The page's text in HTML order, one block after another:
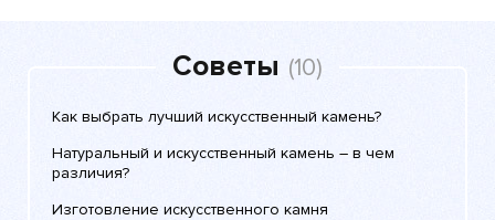
Советы (10)
Как выбрать лучший искусственный камень?
Натуральный и искусственный камень – в чем
различия?
Изготовление искусственного камня